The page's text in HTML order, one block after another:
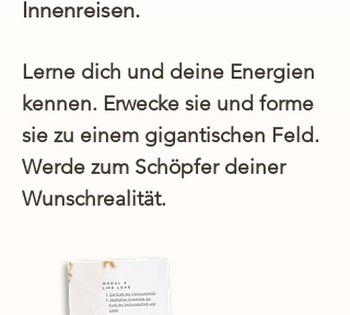
Innenreisen.
Lerne dich und deine Energien
kennen. Erwecke sie und forme
sie zu einem gigantischen Feld.
Werde zum Schöpfer deiner
Wunschrealität.